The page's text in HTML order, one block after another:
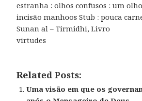
estranha : olhos confusos : um
incisão manhoos Stub : pouca
Sunan al – Tirmidhi, Livro
Related Posts:
Uma visão em que os